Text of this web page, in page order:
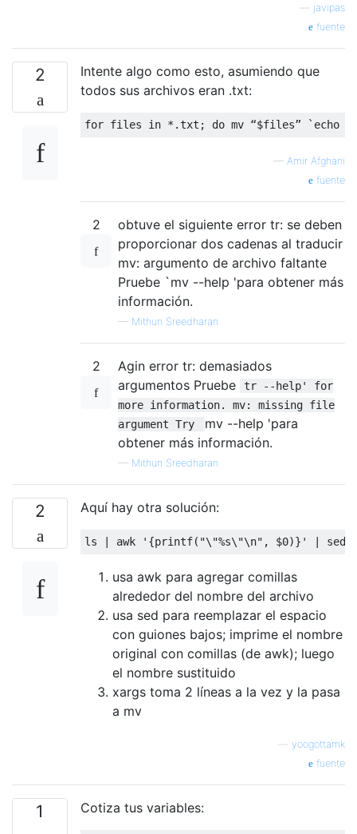
javipas
fuente
2
Intente algo como esto, asumiendo que
todos sus archivos eran .txt:
— Amir Afghani
fuente
2
obtuve el siguiente error tr: se deben
proporcionar dos cadenas al traducir
mv: argumento de archivo faltante
Pruebe `mv --help 'para obtener más
información.
— Mithun Sreedharan
2
Agin error tr: demasiados
argumentos Pruebe
tr --help' for
more information. mv: missing file
argument Try
mv --help 'para
obtener más información.
— Mithun Sreedharan
2 Aquí hay otra solución:
usa awk para agregar comillas
alrededor del nombre del archivo
usa sed para reemplazar el espacio
con guiones bajos; imprime el nombre
original con comillas (de awk); luego
el nombre sustituido
xargs toma 2 líneas a la vez y la pasa
a mv
yoogottamk
fuente
1 Cotiza tus variables: